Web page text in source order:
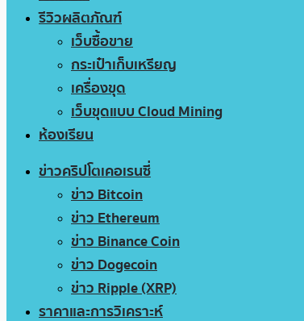
รีวิวผลิตภัณฑ์
เว็บซื้อขาย
กระเป๋าเก็บเหรียญ
เครื่องขุด
เว็บขุดแบบ Cloud Mining
ห้องเรียน
ข่าวคริปโตเคอเรนซี่
ข่าว Bitcoin
ข่าว Ethereum
ข่าว Binance Coin
ข่าว Dogecoin
ข่าว Ripple (XRP)
ราคาและการวิเคราะห์